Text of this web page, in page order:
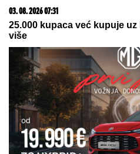
06. 08. 2026 20:55
GOTOVO JE! Miljenik